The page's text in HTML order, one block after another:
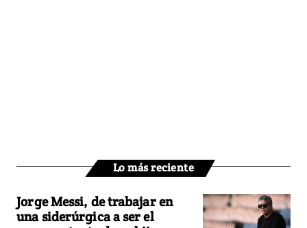
Lo más reciente
Jorge Messi, de trabajar en
una siderúrgica a ser el